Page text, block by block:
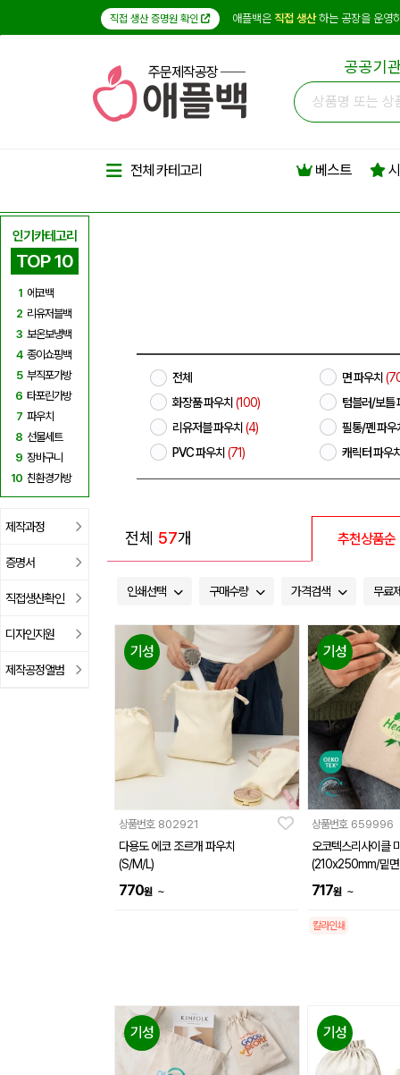
직접 생산 증명원 확인 애플백은 직접 생산하는 공장을 운영
주문제작공장 공공기
인기카테고리
TOP 10
1 에코백
2 리유저블백
3 보온보냉백
4 종이쇼핑백
5 부직포가방
6 타포린가방
7 파우치
8 선물세트
9 장바구니
10 친환경가방
제작과정
증명서
직접생산확인
디자인지원
제작공정앨범
전체 카테고리 베스트
전체 면 파우치
화장품 파우치 (100)
텀블러/보틀
리유저블 파우치 (4)
필통/펜 파우
PVC 파우치 (71) 캐릭터 파우
전체 57개 추천상품순
인쇄선택 구매수량 가격검색 무료
기성
상품번호 802921
다용도 에코 조르개 파우치
(S/M/L)
770원 ~
기성
상품번호 659996
오코텍스리사이클
(210x250mm/밑면
717원 ~
칼라인쇄
기성 기성